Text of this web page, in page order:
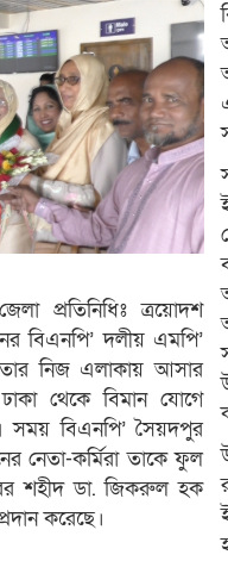
প্রতিনিধিঃ ত্রয়োদশ
বিএনপি’ দলীয় এমপি’
নিজ এলাকায় আসার
থেকে বিমান যোগে
সময় বিএনপি’ সৈয়দপুর
নেতা-কর্মিরা তাকে ফুল
শহীদ ডা. জিকরুল হক
করেছে।